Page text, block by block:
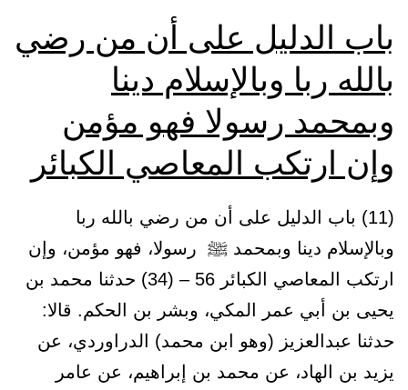
باب الدليل على أن من رضي
بالله ربا وبالإسلام دينا
وبمحمد رسولا فهو مؤمن
وإن ارتكب المعاصي الكبائر
(11) باب الدليل على أن من رضي بالله ربا
وبالإسلام دينا وبمحمد ﷺ رسولا، فهو مؤمن، وإن
ارتكب المعاصي الكبائر 56 – (34) حدثنا محمد بن
يحيى بن أبي عمر المكي، وبشر بن الحكم. قالا:
حدثنا عبدالعزيز (وهو ابن محمد) الدراوردي، عن
يزيد بن الهاد، عن محمد بن إبراهيم، عن عامر